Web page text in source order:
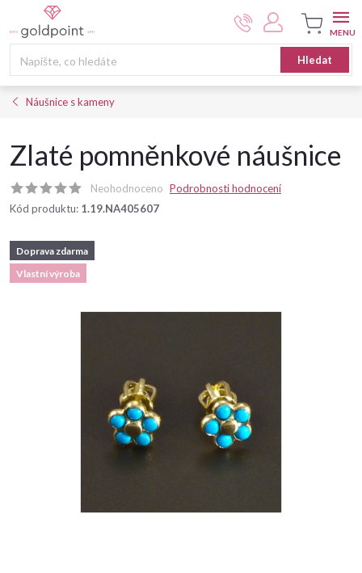
na
Hledat
Nákupní
košík
Náušnice s kameny
Zlaté pomněnkové náušnice
Neohodnoceno Podrobnosti hodnocení
Kód produktu: 1.19.NA405607
Doprava zdarma
Vlastní výroba